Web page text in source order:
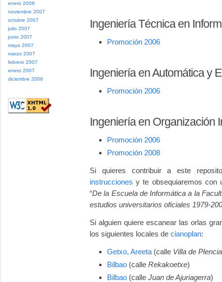
enero 2008
noviembre 2007
octubre 2007
julio 2007
junio 2007
mayo 2007
marzo 2007
febrero 2007
enero 2007
diciembre 2006
Ingeniería Técnica en
Promoción 2006
Ingeniería en Automática y
Promoción 2006
Ingeniería en Organización
Promoción 2006
Promoción 2008
Si quieres contribuir a este
instrucciones y te obsequiaremos con
“De la Escuela de Informática a la
estudios universitarios oficiales 1979-
Si alguien quiere escanear las orlas
los siguientes locales de cianoplan:
Getxo, Areeta (calle Villa de Plencia
Bilbao (calle Rekakoetxe)
Bilbao (calle Juan de Ajuriagerra)